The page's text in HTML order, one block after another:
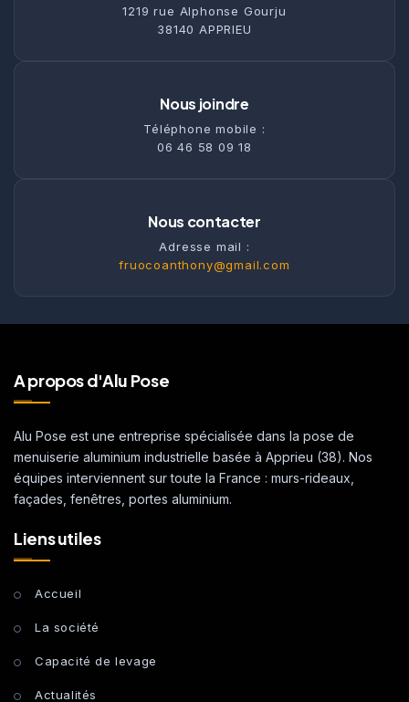
1219 rue Alphonse Gourju
38140 APPRIEU
Nous joindre
Téléphone mobile :
06 46 58 09 18
Nous contacter
Adresse mail :
fruocoanthony@gmail.com
A propos d'Alu Pose
Alu Pose est une entreprise spécialisée dans la pose de
menuiserie aluminium industrielle basée à Apprieu (38). Nos
équipes interviennent sur toute la France : murs-rideaux,
façades, fenêtres, portes aluminium.
Liens utiles
Accueil
La société
Capacité de levage
Actualités